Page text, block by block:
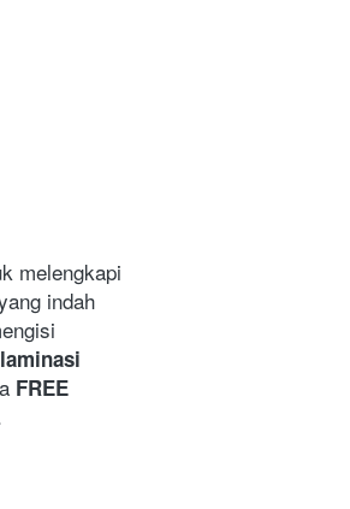
melengkapi
indah
FREE